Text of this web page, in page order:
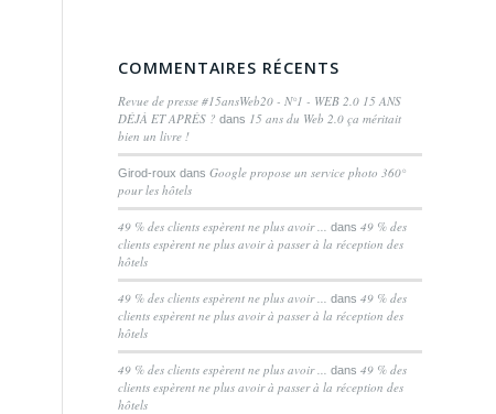
COMMENTAIRES RÉCENTS
Revue de presse #15ansWeb20 - N°1 - WEB 2.0 15 ANS
DÉJÀ ET APRÈS ? dans 15 ans du Web 2.0 ça méritait
bien un livre !
Girod-roux dansGoogle propose un service photo 360°
pour les hôtels
49 % des clients espèrent ne plus avoir ... dans49 % des
clients espèrent ne plus avoir à passer à la réception des
hôtels
49 % des clients espèrent ne plus avoir ... dans49 % des
clients espèrent ne plus avoir à passer à la réception des
hôtels
49 % des clients espèrent ne plus avoir ... dans49 % des
clients espèrent ne plus avoir à passer à la réception des
hôtels